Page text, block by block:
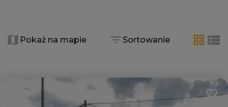
−
Pokaż na mapie Sortowanie
tabela